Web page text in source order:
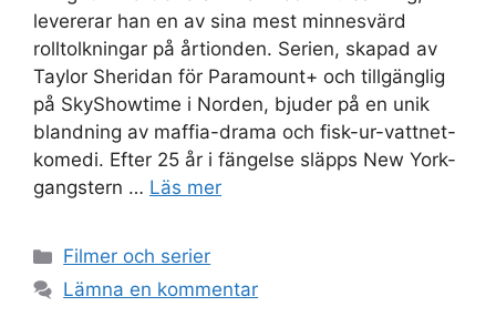
levererar han en av sina mest minnesvärd
rolltolkningar på årtionden. Serien, skapad av
Taylor Sheridan för Paramount+ och tillgänglig
på SkyShowtime i Norden, bjuder på en unik
blandning av maffia-drama och fisk-ur-vattnet-
komedi. Efter 25 år i fängelse släpps New York-
gangstern … Läs mer
Kategorier
Filmer och serier
Lämna en kommentar